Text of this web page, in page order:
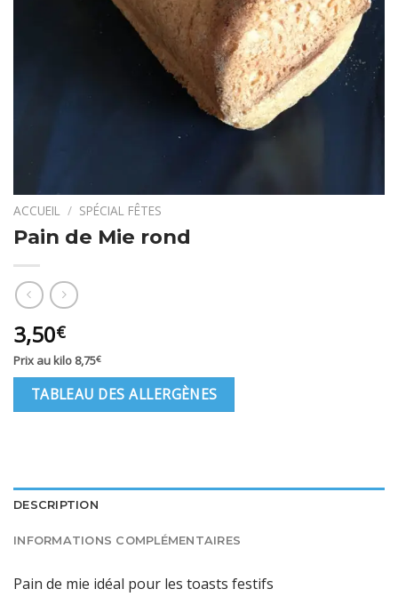
ACCUEIL / SPÉCIAL FÊTES
Pain de Mie rond
3,50€
Prix au kilo 8,75€
TABLEAU DES ALLERGÈNES
DESCRIPTION
INFORMATIONS COMPLÉMENTAIRES
Pain de mie idéal pour les toasts festifs